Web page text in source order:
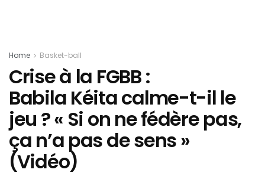
Home Basket-ball
Crise à la FGBB :
Babila Kéita calme-t-il le
jeu ? « Si on ne fédère pas,
ça n’a pas de sens »
(Vidéo)